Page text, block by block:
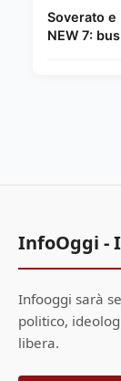
Soverato e
NEW 7:
InfoOggi -
Infooggi sarà
politico,
libera.